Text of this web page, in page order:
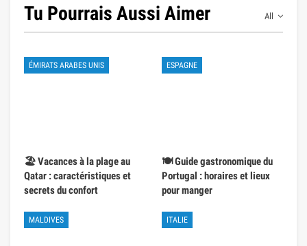
All
Tu Pourrais Aussi Aimer
ÉMIRATS ARABES UNIS
🏖️ Vacances à la plage au
Qatar : caractéristiques et
secrets du confort
ESPAGNE
🍽️ Guide gastronomique du
Portugal : horaires et lieux
pour manger
MALDIVES ITALIE